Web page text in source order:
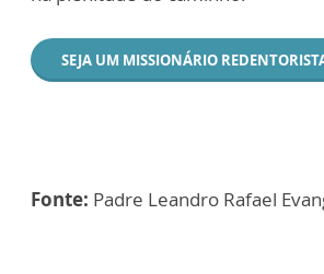
SEJA UM MISSIONÁRIO
Fonte: Padre Leandro Rafael